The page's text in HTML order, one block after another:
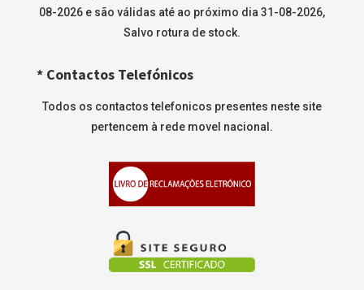
08-2026 e são válidas até ao próximo dia 31-08-2026,
Salvo rotura de stock.
* Contactos Telefónicos
Todos os contactos telefonicos presentes neste site
pertencem à rede movel nacional.